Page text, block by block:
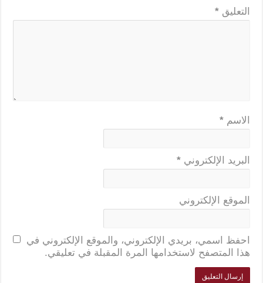
التعليق *
الاسم *
البريد الإلكتروني *
الموقع الإلكتروني
احفظ اسمي، بريدي الإلكتروني، والموقع الإلكتروني في
هذا المتصفح لاستخدامها المرة المقبلة في تعليقي.